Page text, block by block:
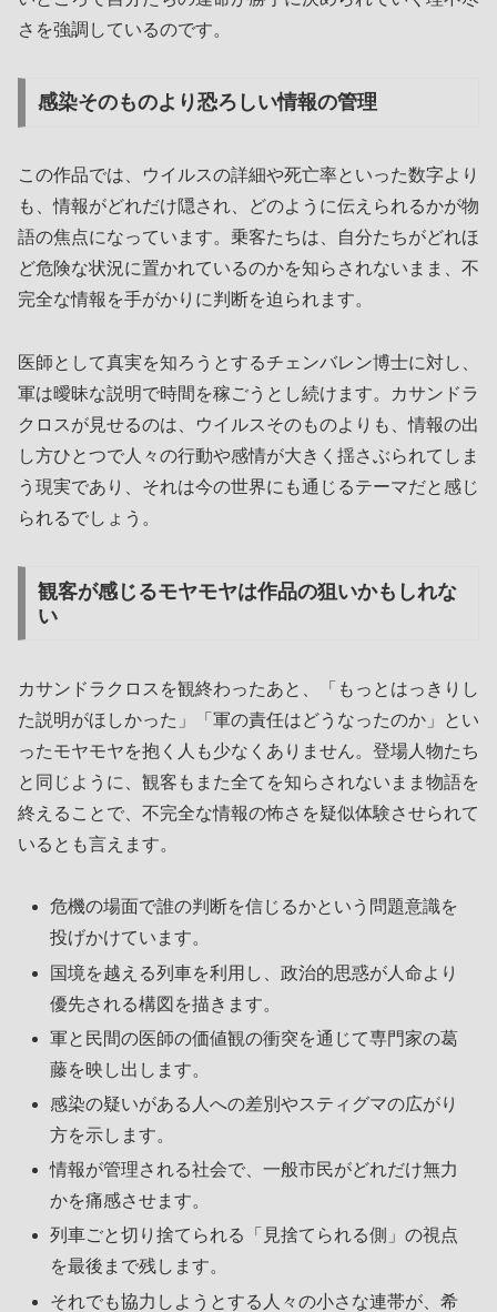
さを強調しているのです。
感染そのものより恐ろしい情報の管理
この作品では、ウイルスの詳細や死亡率といった数字より
も、情報がどれだけ隠され、どのように伝えられるかが物
語の焦点になっています。乗客たちは、自分たちがどれほ
ど危険な状況に置かれているのかを知らされないまま、不
完全な情報を手がかりに判断を迫られます。
医師として真実を知ろうとするチェンバレン博士に対し、
軍は曖昧な説明で時間を稼ごうとし続けます。カサンドラ
クロスが見せるのは、ウイルスそのものよりも、情報の出
し方ひとつで人々の行動や感情が大きく揺さぶられてしま
う現実であり、それは今の世界にも通じるテーマだと感じ
られるでしょう。
観客が感じるモヤモヤは作品の狙いかもしれな
い
カサンドラクロスを観終わったあと、「もっとはっきりし
た説明がほしかった」「軍の責任はどうなったのか」とい
ったモヤモヤを抱く人も少なくありません。登場人物たち
と同じように、観客もまた全てを知らされないまま物語を
終えることで、不完全な情報の怖さを疑似体験させられて
いるとも言えます。
危機の場面で誰の判断を信じるかという問題意識を
投げかけています。
国境を越える列車を利用し、政治的思惑が人命より
優先される構図を描きます。
軍と民間の医師の価値観の衝突を通じて専門家の葛
藤を映し出します。
感染の疑いがある人への差別やスティグマの広がり
方を示します。
情報が管理される社会で、一般市民がどれだけ無力
かを痛感させます。
列車ごと切り捨てられる「見捨てられる側」の視点
を最後まで残します。
それでも協力しようとする人々の小さな連帯が、希